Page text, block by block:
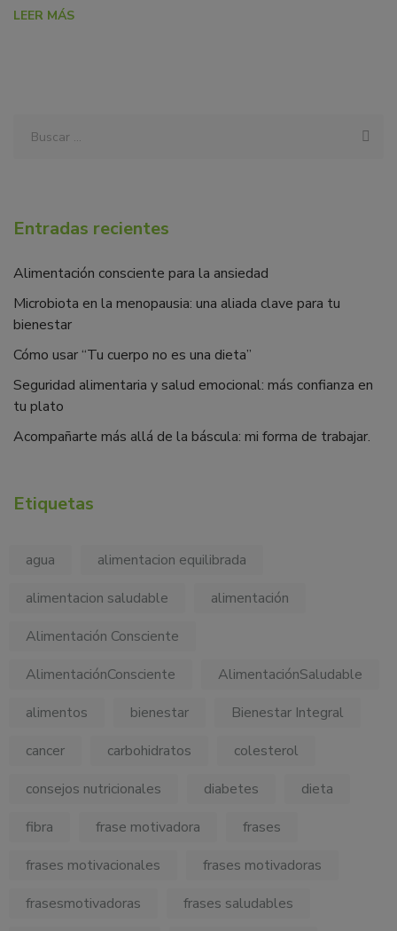
la
particulares,
eventos.
LEER MÁS
Entradas recientes
Alimentación consciente para la ansiedad
Microbiota en la menopausia: una aliada clave para tu
bienestar
Cómo usar “Tu cuerpo no es una dieta”
Seguridad alimentaria y salud emocional: más confianza en
tu plato
Acompañarte más allá de la báscula: mi forma de trabajar.
Etiquetas
agua
alimentacion equilibrada
alimentacion saludable
alimentación
Alimentación Consciente
AlimentaciónConsciente
AlimentaciónSaludable
alimentos
bienestar
Bienestar Integral
cancer
carbohidratos
colesterol
consejos nutricionales
diabetes
dieta
fibra
frase motivadora
frases
frases motivacionales
frases motivadoras
frasesmotivadoras
frases saludables